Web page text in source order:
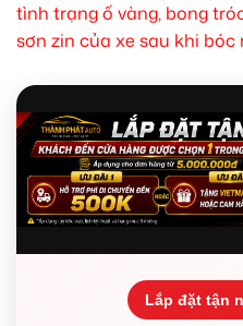
tình trạng ố vàng, bong
sơn zin của xe sau khi bóc
Lắp đặt tận